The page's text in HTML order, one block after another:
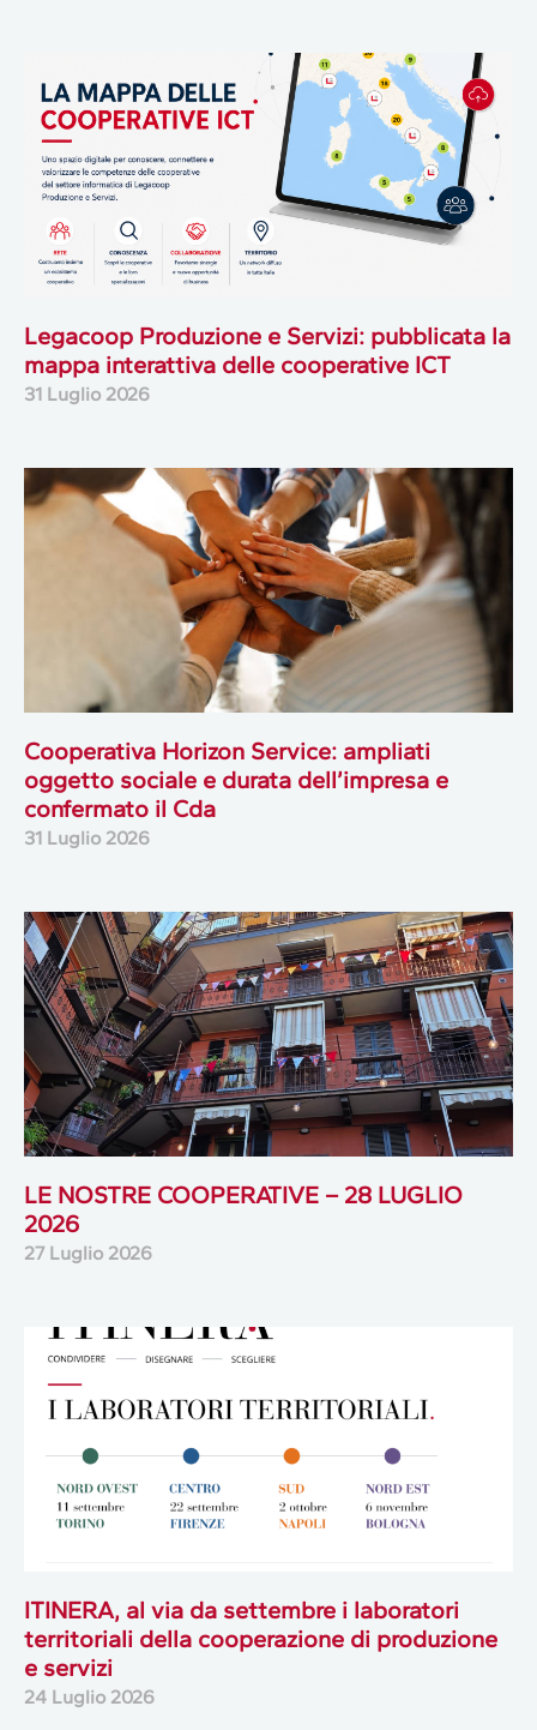
Legacoop Produzione e Servizi: pubblicata la
mappa interattiva delle cooperative ICT
31 Luglio 2026
Cooperativa Horizon Service: ampliati
oggetto sociale e durata dell’impresa e
confermato il Cda
31 Luglio 2026
LE NOSTRE COOPERATIVE – 28 LUGLIO
2026
27 Luglio 2026
ITINERA, al via da settembre i laboratori
territoriali della cooperazione di produzione
e servizi
24 Luglio 2026